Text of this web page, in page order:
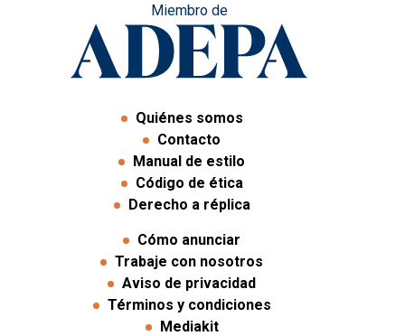
Miembro de
Quiénes somos
Contacto
Manual de estilo
Código de ética
Derecho a réplica
Cómo anunciar
Trabaje con nosotros
Aviso de privacidad
Términos y condiciones
Mediakit